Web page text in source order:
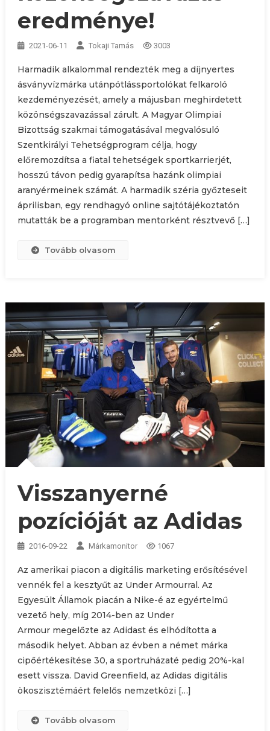
eredménye!
2021-06-11 Tokaji Tamás 3003
Harmadik alkalommal rendezték meg a díjnyertes
ásványvízmárka utánpótlássportolókat felkaroló
kezdeményezését, amely a májusban meghirdetett
közönségszavazással zárult. A Magyar Olimpiai
Bizottság szakmai támogatásával megvalósuló
Szentkirályi Tehetségprogram célja, hogy
előremozdítsa a fiatal tehetségek sportkarrierjét,
hosszú távon pedig gyarapítsa hazánk olimpiai
aranyérmeinek számát. A harmadik széria győzteseit
áprilisban, egy rendhagyó online sajtótájékoztatón
mutatták be a programban mentorként résztvevő […]
Tovább olvasom
Visszanyerné
pozícióját az Adidas
2016-09-22 Márkamonitor 1067
Az amerikai piacon a digitális marketing erősítésével
vennék fel a kesztyűt az Under Armourral. Az
Egyesült Államok piacán a Nike-é az egyértelmű
vezető hely, míg 2014-ben az Under
Armour megelőzte az Adidast és elhódította a
második helyet. Abban az évben a német márka
cipőértékesítése 30, a sportruházaté pedig 20%-kal
esett vissza. David Greenfield, az Adidas digitális
ökoszisztémáért felelős nemzetközi […]
Tovább olvasom